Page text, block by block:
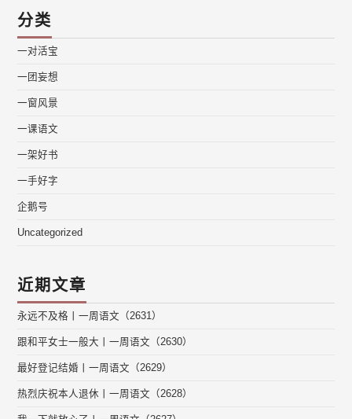
分类
一对活宝
一团妄想
一窗风景
一课语文
一架好书
一手好字
企鹅号
Uncategorized
近期文章
永远不及格丨一周语文（2631）
跟和平女士一般大丨一周语文（2630）
最好登记结婚丨一周语文（2629）
热烈庆祝本人退休丨一周语文（2628）